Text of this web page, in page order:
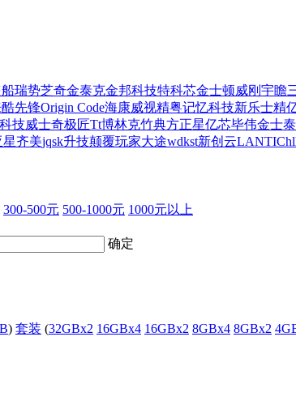
瑞势芝奇金泰克金邦科技特科芯金士顿威刚 宇瞻
先锋Origin Code海康威视精粤记忆科技新乐士精
技威士奇极匠Tt博林克竹典方正星亿芯毕伟金士泰
星齐美jqsk升技颠覆玩家大途wdkst新创云LANTIC
300-500元 500-1000元 1000元以上
确定
) 套装 (32GBx2 16GBx4 16GBx2 8GBx4 8GBx2